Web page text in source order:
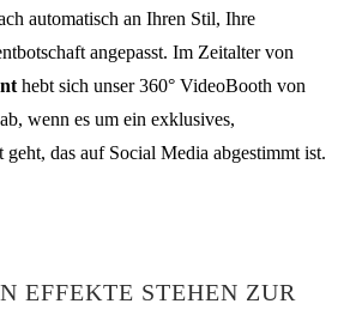
automatisch an Ihren Stil, Ihre
angepasst. Im Zeitalter von
hebt sich unser 360° VideoBooth von
wenn es um ein exklusives,
das auf Social Media abgestimmt ist.
EFFEKTE STEHEN ZUR